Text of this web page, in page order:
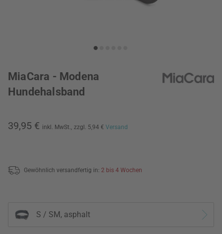
MiaCara - Modena
Hundehalsband
39,95 € inkl. MwSt., zzgl. 5,94 € Versand
Gewöhnlich versandfertig in: 2 bis 4 Wochen
S / SM, asphalt